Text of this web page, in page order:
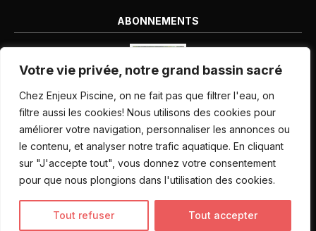
Votre vie privée, notre grand bassin sacré
Chez Enjeux Piscine, on ne fait pas que filtrer l'eau, on
filtre aussi les cookies! Nous utilisons des cookies pour
améliorer votre navigation, personnaliser les annonces ou
le contenu, et analyser notre trafic aquatique. En cliquant
sur "J'accepte tout", vous donnez votre consentement
pour que nous plongions dans l'utilisation des cookies.
Tout refuser Tout accepter
ABONNEMENTS
Nos dernières parutions
Abonnement magazine
Inscription newsletter